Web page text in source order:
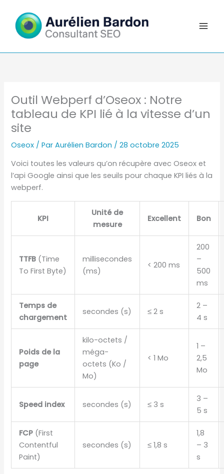
contenu
Outil Webperf d’Oseox : Notre
tableau de KPI lié à la vitesse d’un
site
Oseox / ParAurélien Bardon /28 octobre 2025
Voici toutes les valeurs qu’on récupère avec Oseox et
l’api Google ainsi que les seuils pour chaque KPI liés à la
webperf.
KPI
Unité de
mesure
Excellent Bon
TTFB (Time
To First Byte)
millisecondes
(ms)
< 200 ms
200
–
500
ms
Temps de
chargement
secondes (s) ≤ 2 s
2 –
4 s
Poids de la
page
kilo-octets /
méga-
octets (Ko /
Mo)
< 1 Mo
1 –
2,5
Mo
Speed index secondes (s) ≤ 3 s
3 –
5 s
FCP (First
Contentful
Paint)
secondes (s) ≤ 1,8 s
1,8
– 3
s